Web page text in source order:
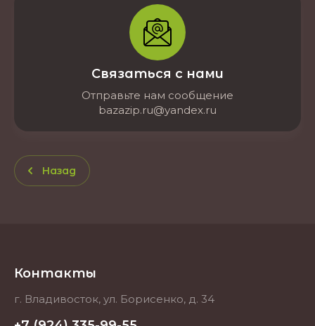
Связаться с нами
Отправьте нам сообщение
bazazip.ru@yandex.ru
Назад
Контакты
г. Владивосток, ул. Борисенко, д. 34